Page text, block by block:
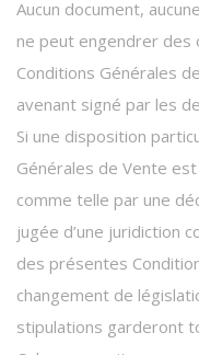
Aucun document,
ne peut engendrer
Conditions Générales
avenant signé par les
Si une disposition
Générales de Vente
comme telle par une
jugée d’une juridiction
des présentes
changement de
stipulations garderont